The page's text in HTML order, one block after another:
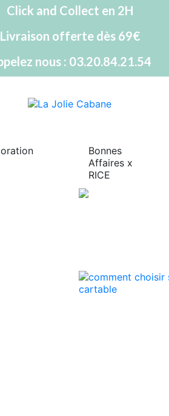
Click and Collect en 2H
Livraison offerte dès 69€
nous : 03.20.84.21.54
Bonnes
Affaires x
RICE